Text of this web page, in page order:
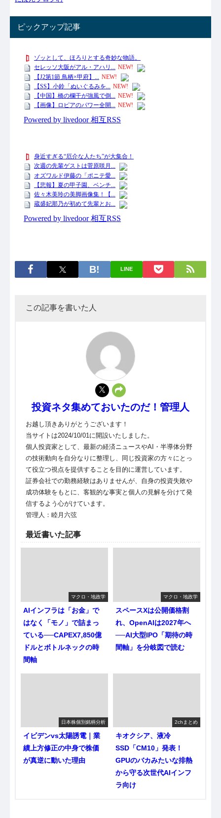
ピックアップ記事
LINE
この記事を書いた人
投資ネタ集めておいたのだ！管理人
お越し頂きありがとうございます！
当サイトは2024/10/01に開設いたしました。
個人投資家として、最新の経済ニュースやAI・半導体分野
の技術動向を自分なりに整理し、同じ投資家の方々にとっ
て役立つ視点を提供することを目的に運営しています。
証券会社での勤務経験はありませんが、自身の投資失敗や
成功体験をもとに、客観的な事実と個人の見解を分けて発
信するよう心がけています。
管理人：睦月六弦
最近書いた記事
マクロ・地政学
AIインフラは「お金」で
はなく「モノ」で詰まっ
ている──CAPEX7,850億
ドルとボトルネックの時
間軸
マクロ・地政学
スペースXは公開価格割
れ、OpenAIは2027年へ
──AI大型IPO「期待の時
間軸」を分岐図で読む
日本株個別銘柄分析
イビデンvs太陽誘電｜業
績上方修正の中身で株価
が真逆に動いた理由
2chまとめ
キオクシア、液冷
SSD「CM10」発表！
GPUのバカみたいな排熱
から守る次世代AIインフ
ラ向け